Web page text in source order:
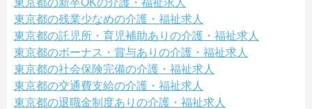
東京都の残業少なめの介護・福祉求人
東京都の託児所・育児補助ありの介護・福祉求人
東京都のボーナス・賞与ありの介護・福祉求人
東京都の社会保険完備の介護・福祉求人
東京都の交通費支給の介護・福祉求人
東京都の退職金制度ありの介護・福祉求人